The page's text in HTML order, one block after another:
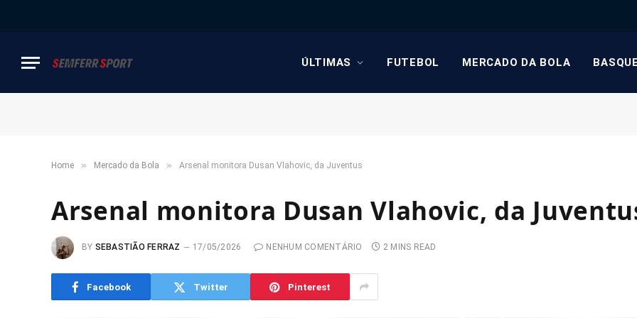
ÚLTIMAS FUTEBOL MERCADO DA BOLA
Home » Mercado da Bola » Arsenal monitora Dusan Vlahovic, da Juventus
Arsenal monitora Dusan Vlahovic, da
BY SEBASTIÃO FERRAZ 17/05/2026 NENHUM COMENTÁRIO 2 MINS READ
Facebook Twitter Pinterest